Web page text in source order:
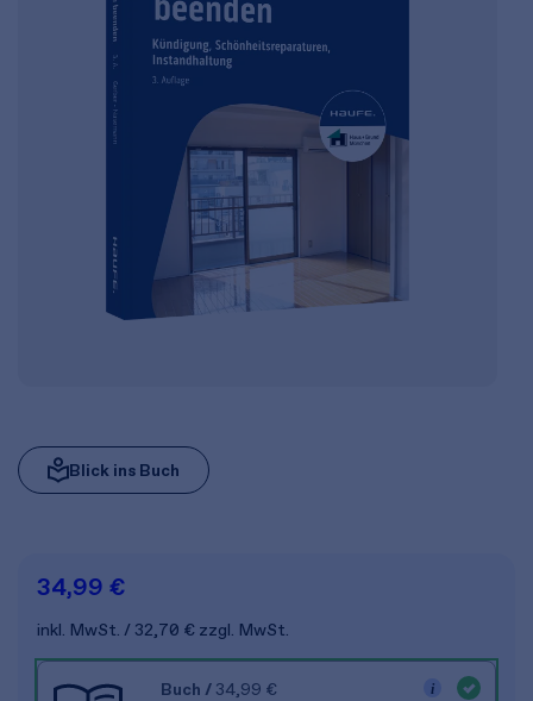
Blick ins Buch
34,99 €
inkl. MwSt. 32,70 € zzgl. MwSt.
Buch / 34,99 €